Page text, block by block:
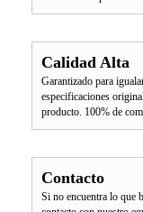
Calidad Alta
Garantizado para
especificaciones
producto. 100% de
Contacto
Si no encuentra lo que